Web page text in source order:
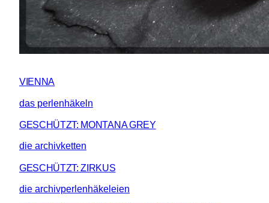
VIENNA
das perlenhäkeln
GESCHÜTZT: MONTANA GREY
die archivketten
GESCHÜTZT: ZIRKUS
die archivperlenhäkeleien